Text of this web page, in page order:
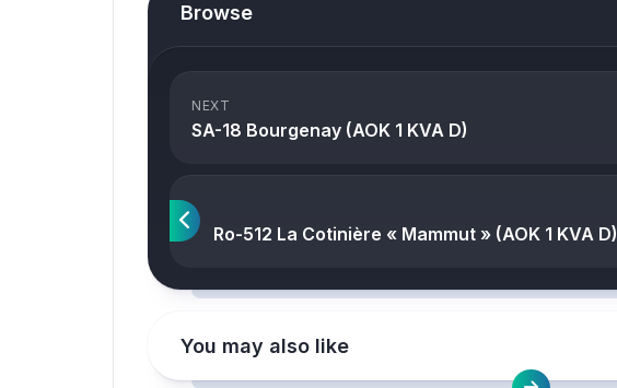
Browse
NEXT
SA-18 Bourgenay (AOK 1 KVA D)
Ro-512 La Cotinière « Mammut » (AOK 1 KVA D)
You may also like